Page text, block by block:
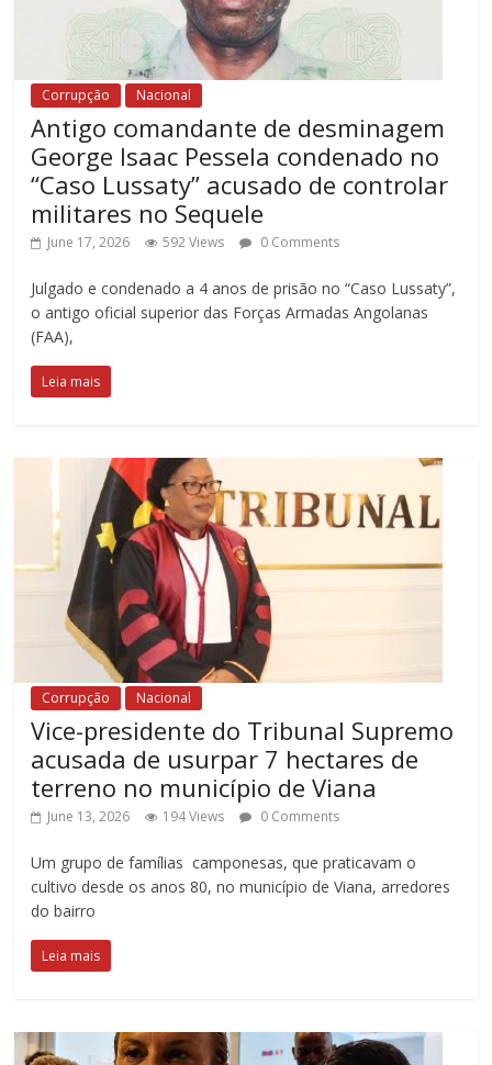
Corrupção Nacional
Antigo comandante de desminagem
George Isaac Pessela condenado no
“Caso Lussaty” acusado de controlar
militares no Sequele
June 17, 2026 592 Views 0 Comments
Julgado e condenado a 4 anos de prisão no “Caso Lussaty”,
o antigo oficial superior das Forças Armadas Angolanas
(FAA),
Leia mais
Corrupção Nacional
Vice-presidente do Tribunal Supremo
acusada de usurpar 7 hectares de
terreno no município de Viana
June 13, 2026 194 Views 0 Comments
Um grupo de famílias camponesas, que praticavam o
cultivo desde os anos 80, no município de Viana, arredores
do bairro
Leia mais